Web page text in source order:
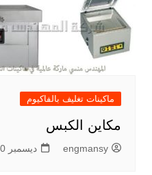
ماكينات تغليف بالفاكيوم
مكاين الكبس
engmansy ديسمبر 20, 2021